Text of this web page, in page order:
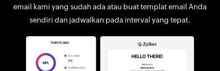
email kami yang sudah ada atau buat templat email Anda
sendiri dan jadwalkan pada interval yang tepat.